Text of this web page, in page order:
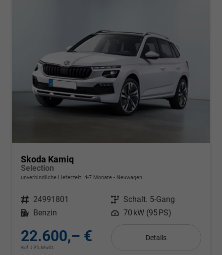
Skoda Kamiq
Selection
unverbindliche Lieferzeit: 4-7 Monate Neuwagen
Fahrzeugnr. 24991801 Getriebe Schalt. 5-Gang
Kraftstoff
Benzin Leistung 70 kW (95 PS)
22.600,– €
incl. 19% MwSt.
Details